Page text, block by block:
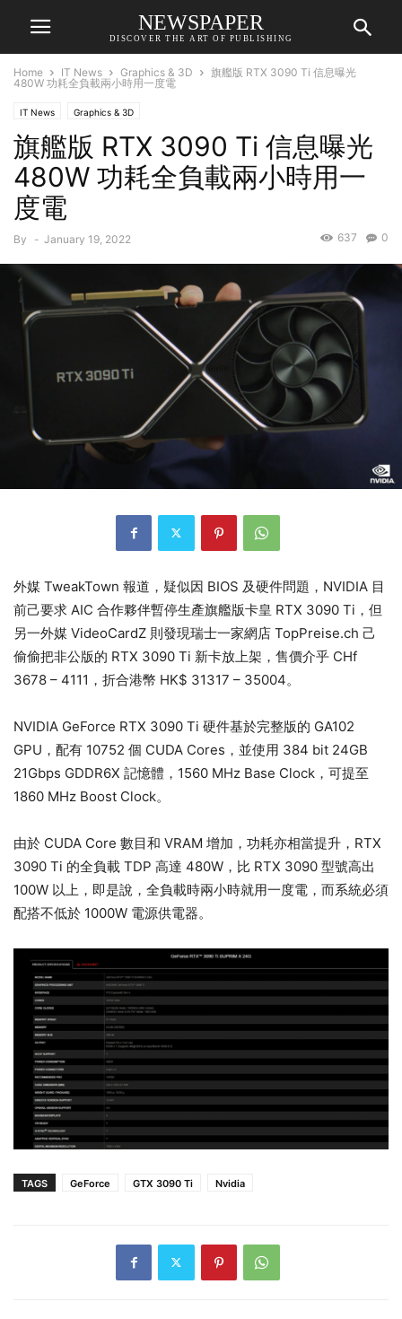
NEWSPAPER
DISCOVER THE ART OF PUBLISHING
Home IT News Graphics & 3D
旗艦版 RTX 3090 Ti 信息曝光
480W 功耗全負載兩小時用一度電
IT News Graphics & 3D
旗艦版 RTX 3090 Ti 信息曝光
480W 功耗全負載兩小時用一
度電
By - January 19, 2022 0
637
外媒 TweakTown 報道，疑似因 BIOS 及硬件問題，NVIDIA 目
前己要求 AIC 合作夥伴暫停生產旗艦版卡皇 RTX 3090 Ti，但
另一外媒 VideoCardZ 則發現瑞士一家網店 TopPreise.ch 己
偷偷把非公版的 RTX 3090 Ti 新卡放上架，售價介乎 CHf
3678 – 4111，折合港幣 HK$ 31317 – 35004。
NVIDIA GeForce RTX 3090 Ti 硬件基於完整版的 GA102
GPU，配有 10752 個 CUDA Cores，並使用 384 bit 24GB
21Gbps GDDR6X 記憶體，1560 MHz Base Clock，可提至
1860 MHz Boost Clock。
由於 CUDA Core 數目和 VRAM 增加，功耗亦相當提升，RTX
3090 Ti 的全負載 TDP 高達 480W，比 RTX 3090 型號高出
100W 以上，即是說，全負載時兩小時就用一度電，而系統必須
配搭不低於 1000W 電源供電器。
TAGS GeForce GTX 3090 Ti Nvidia